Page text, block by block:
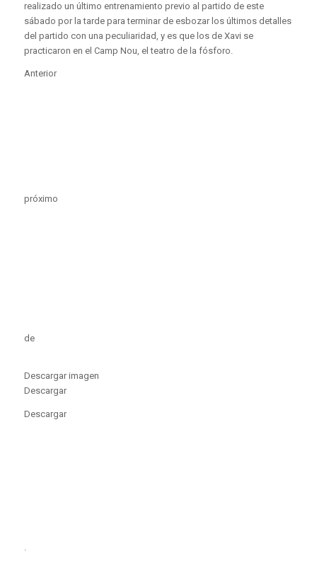
realizado un último entrenamiento previo al partido de este
sábado por la tarde para terminar de esbozar los últimos detalles
del partido con una peculiaridad, y es que los de Xavi se
practicaron en el Camp Nou, el teatro de la fósforo.
Anterior
próximo
de
Descargar imagen
Descargar
Descargar